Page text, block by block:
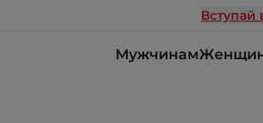
Вступай
Мужчинам